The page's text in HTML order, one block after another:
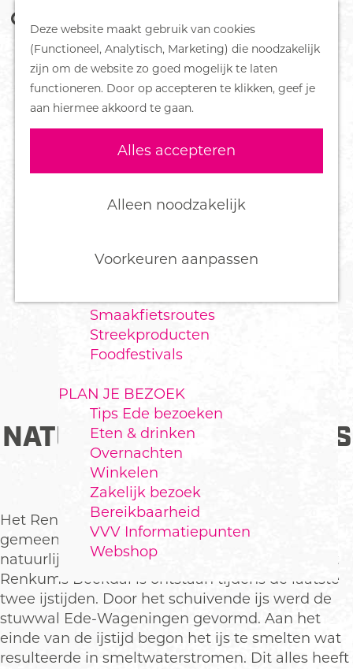
Deze website maakt gebruik van cookies
(Functioneel, Analytisch, Marketing) die noodzakelijk
zijn om de website zo goed mogelijk te laten
functioneren. Door op accepteren te klikken, geef je
aan hiermee akkoord te gaan.
Alles accepteren
Alleen noodzakelijk
Voorkeuren aanpassen
a
o
e
k
e
n
M
e
n
u
DORPEN
Bennekom
De Klomp
Deelen
Ederveen
Harskamp
Hoenderloo
Wekerom
Smaakfietsroutes
Streekproducten
Foodfestivals
PLAN JE BEZOEK
Tips Ede bezoeken
Eten & drinken
Overnachten
Winkelen
Zakelijk bezoek
Bereikbaarheid
VVV Informatiepunten
Webshop
NATUURGEBIED RENKUMS
BEEKDAL
Het Renkums Beekdal verbindt de
gemeenten Ede, Wageningen en Renkum op
natuurlijke wijze. Het unieke landschap van het
Renkums Beekdal is ontstaan tijdens de laatste
twee ijstijden. Door het schuivende ijs werd de
stuwwal Ede-Wageningen gevormd. Aan het
einde van de ijstijd begon het ijs te smelten wat
resulteerde in smeltwaterstromen. Dit alles heeft